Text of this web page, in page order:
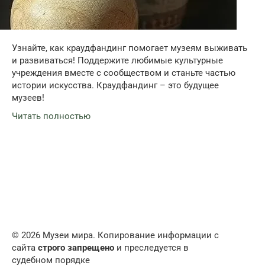
Узнайте, как краудфандинг помогает музеям выживать
и развиваться! Поддержите любимые культурные
учреждения вместе с сообществом и станьте частью
истории искусства. Краудфандинг – это будущее
музеев!
Читать полностью
© 2026 Музеи мира. Копирование информации с
сайта строго запрещено и преследуется в
судебном порядке